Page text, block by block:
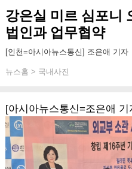
강은실 미르 심포니
법인과 업무협약
[인천=아시아뉴스통신] 조은애 기자
뉴스홈 > 국내사진
[아시아뉴스통신=조은애 기